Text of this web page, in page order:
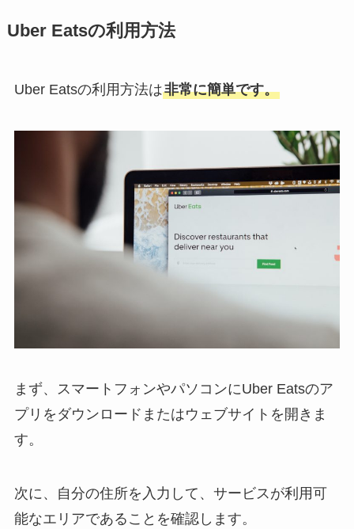
Uber Eatsの利用方法
Uber Eatsの利用方法は非常に簡単です。
まず、スマートフォンやパソコンにUber Eatsのア
プリをダウンロードまたはウェブサイトを開きま
す。
次に、自分の住所を入力して、サービスが利用可
能なエリアであることを確認します。